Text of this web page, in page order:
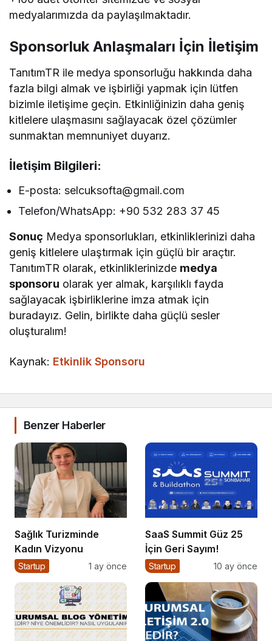
medyalarımızda da paylaşılmaktadır.
Sponsorluk Anlaşmaları İçin İletişim
TanıtımTR ile medya sponsorluğu hakkında daha
fazla bilgi almak ve işbirliği yapmak için lütfen
bizimle iletişime geçin. Etkinliğinizin daha geniş
kitlelere ulaşmasını sağlayacak özel çözümler
sunmaktan memnuniyet duyarız.
İletişim Bilgileri:
E-posta: selcuksofta@gmail.com
Telefon/WhatsApp: +90 532 283 37 45
Sonuç Medya sponsorlukları, etkinliklerinizi daha
geniş kitlelere ulaştırmak için güçlü bir araçtır.
TanıtımTR olarak, etkinliklerinizde medya
sponsoru olarak yer almak, karşılıklı fayda
sağlayacak işbirliklerine imza atmak için
buradayız. Gelin, birlikte daha güçlü sesler
oluşturalım!
Kaynak: Etkinlik Sponsoru
Benzer Haberler
Sağlık Turizminde
Kadın Vizyonu
Startup 1 ay önce
SaaS Summit Güz 25
İçin Geri Sayım!
Startup 10 ay önce